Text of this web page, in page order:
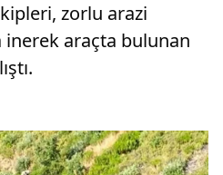
zorlu arazi
araçta bulunan